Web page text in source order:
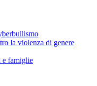
la violenza di genere
e famiglie